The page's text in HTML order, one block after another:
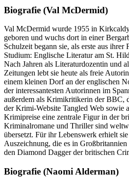
Biografie (Val McDermid)
Val McDermid wurde 1955 in
geboren und wuchs dort in einer
Schulzeit begann sie, als erste aus ihrer
Studium: Englische Literatur am St.
Nach Jahren als Literaturdozentin und
Zeitungen lebt sie heute als freie
einem kleinen Dorf an der englischen
der interessantesten Autorinnen im
außerdem als Krimikritikerin der BBC,
der Krimi-Website Tangled Web sowie
Krimipreise eine zentrale Figur in der
Kriminalromane und Thriller sind
übersetzt. Für ihr Lebenswerk erhielt
Auszeichnung, die es in
den Diamond Dagger der britischen
Biografie (Naomi Alderman)